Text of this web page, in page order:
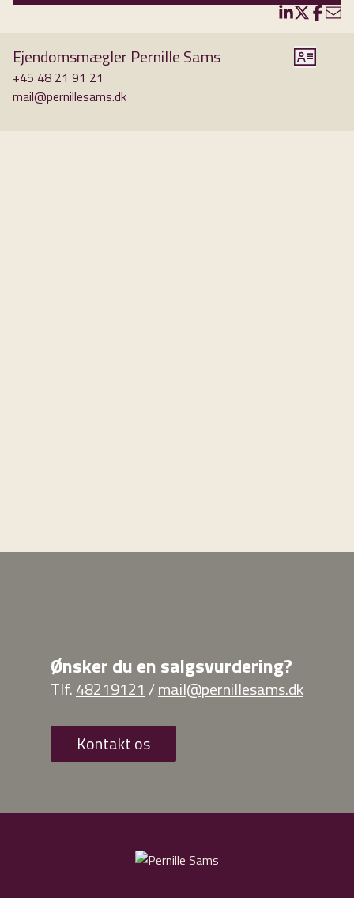
på en lang dyb have foran huset med god beplantning, der sikrer privatliv og ugeneret
Til ejendommen hører bl.a. 61 m² stor dobbelt garage/værksted. Garagen er opført
æstetisk så den passer til husets proportioner og byggestil. I garagen findes et stort
Ejendomsmægler Pernille Sams
+45 48 21 91 21
mail@pernillesams.dk
Ønsker du en salgsvurdering?
Tlf.48219121 /mail@pernillesams.dk
Kontakt os